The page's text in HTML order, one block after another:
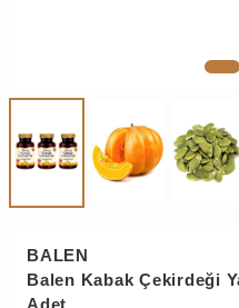
BALEN
Balen Kabak Çekirdeği